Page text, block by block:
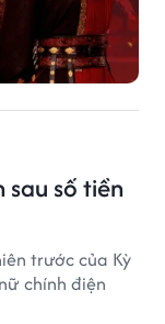
số tiền
trước của Kỳ
chính điện